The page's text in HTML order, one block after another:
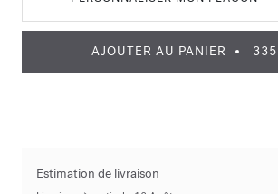
AJOUTER AU PANIER
Estimation de livraison